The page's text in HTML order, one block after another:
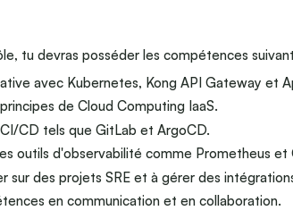
tu devras posséder les compétences
avec Kubernetes, Kong API Gateway et
de Cloud Computing IaaS.
CD tels que GitLab et ArgoCD.
outils d'observabilité comme Prometheus et
sur des projets SRE et à gérer des
en communication et en collaboration.